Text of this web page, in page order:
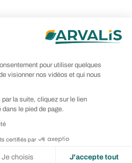
pour utiliser quelques
visionner nos vidéos et qui nous
la suite, cliquez sur le lien
le pied de page.
certifiés par
Je choisis J'accepte tout